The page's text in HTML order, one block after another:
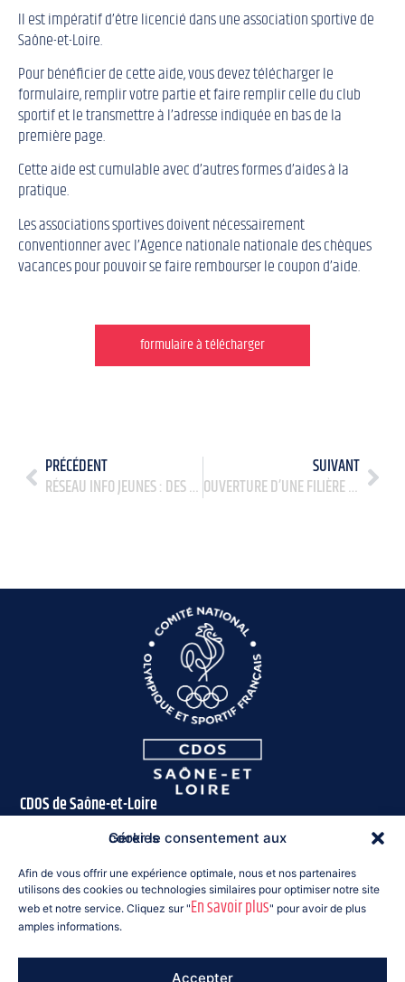
Gérer le consentement aux cookies
Afin de vous offrir une expérience optimale, nous et nos partenaires
utilisons des cookies ou technologies similaires pour optimiser notre site
web et notre service. Cliquez sur "En savoir plus" pour avoir de plus
amples informations.
Accepter
Il est impératif d’être licencié dans une association sportive de
Saône-et-Loire.
Pour bénéficier de cette aide, vous devez télécharger le
formulaire, remplir votre partie et faire remplir celle du club
sportif et le transmettre à l’adresse indiquée en bas de la
première page.
Cette aide est cumulable avec d’autres formes d’aides à la
pratique.
Les associations sportives doivent nécessairement
conventionner avec l’Agence nationale nationale des chèques
vacances pour pouvoir se faire rembourser le coupon d’aide.
formulaire à télécharger
PRÉCÉDENT
RÉSEAU INFO JEUNES : DES SÉANCES D’INFO EN LIVE SUR YOUTUBE… BAFA, SERVICE CIVIQUE, ADDICTIONS, STAGES À L’ÉTRANGER
SUIVANT
OUVERTURE D’UNE FILIÈRE « SPORT-SANTÉ » À L’HÔPITAL DE PARAY-LE-MONIAL
CDOS de Saône-et-Loire
Tél : 03 85 57 63 00
saoneetloire@franceolympique.com
Suivez-nous :